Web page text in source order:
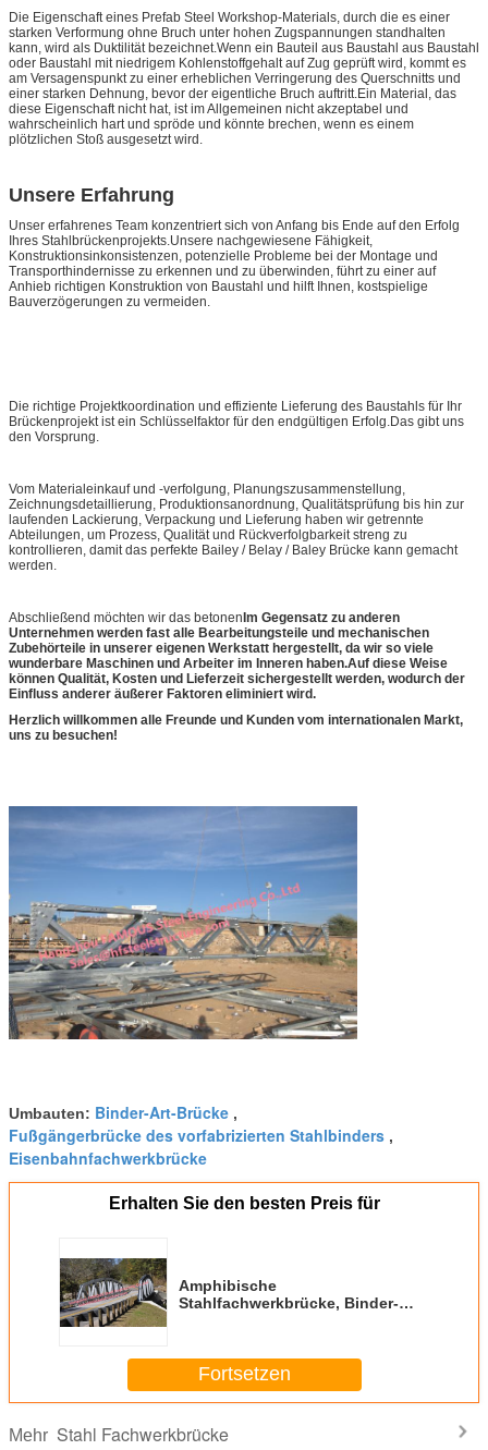
Die Eigenschaft eines Prefab Steel Workshop-Materials, durch die es einer
starken Verformung ohne Bruch unter hohen Zugspannungen standhalten
kann, wird als Duktilität bezeichnet.Wenn ein Bauteil aus Baustahl aus Baustahl
oder Baustahl mit niedrigem Kohlenstoffgehalt auf Zug geprüft wird, kommt es
am Versagenspunkt zu einer erheblichen Verringerung des Querschnitts und
einer starken Dehnung, bevor der eigentliche Bruch auftritt.Ein Material, das
diese Eigenschaft nicht hat, ist im Allgemeinen nicht akzeptabel und
wahrscheinlich hart und spröde und könnte brechen, wenn es einem
plötzlichen Stoß ausgesetzt wird.
Unsere Erfahrung
Unser erfahrenes Team konzentriert sich von Anfang bis Ende auf den Erfolg
Ihres Stahlbrückenprojekts.Unsere nachgewiesene Fähigkeit,
Konstruktionsinkonsistenzen, potenzielle Probleme bei der Montage und
Transporthindernisse zu erkennen und zu überwinden, führt zu einer auf
Anhieb richtigen Konstruktion von Baustahl und hilft Ihnen, kostspielige
Bauverzögerungen zu vermeiden.
Die richtige Projektkoordination und effiziente Lieferung des Baustahls für Ihr
Brückenprojekt ist ein Schlüsselfaktor für den endgültigen Erfolg.Das gibt uns
den Vorsprung.
Vom Materialeinkauf und -verfolgung, Planungszusammenstellung,
Zeichnungsdetaillierung, Produktionsanordnung, Qualitätsprüfung bis hin zur
laufenden Lackierung, Verpackung und Lieferung haben wir getrennte
Abteilungen, um Prozess, Qualität und Rückverfolgbarkeit streng zu
kontrollieren, damit das perfekte Bailey / Belay / Baley Brücke kann gemacht
werden.
Abschließend möchten wir das betonenIm Gegensatz zu anderen
Unternehmen werden fast alle Bearbeitungsteile und mechanischen
Zubehörteile in unserer eigenen Werkstatt hergestellt, da wir so viele
wunderbare Maschinen und Arbeiter im Inneren haben.Auf diese Weise
können Qualität, Kosten und Lieferzeit sichergestellt werden, wodurch der
Einfluss anderer äußerer Faktoren eliminiert wird.
Herzlich willkommen alle Freunde und Kunden vom internationalen Markt,
uns zu besuchen!
Umbauten: Binder-Art-Brücke ,
Fußgängerbrücke des vorfabrizierten Stahlbinders ,
Eisenbahnfachwerkbrücke
Erhalten Sie den besten Preis für
Amphibische
Stahlfachwerkbrücke, Binder-
Fortsetzen
Mehr Stahl Fachwerkbrücke